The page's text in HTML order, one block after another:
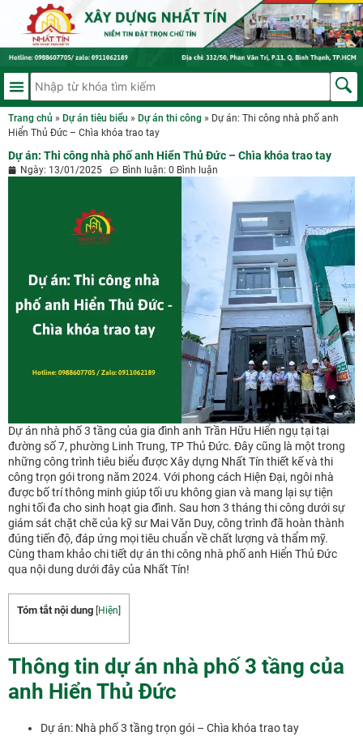
Trang chủ » Dự án tiêu biểu » Dự án thi công » Dự án: Thi công nhà phố anh
Hiển Thủ Đức – Chìa khóa trao tay
Dự án: Thi công nhà phố anh Hiển Thủ Đức – Chìa khóa trao tay
Ngày: 13/01/2025 Bình luận: 0 Bình luận
Dự án nhà phố 3 tầng của gia đình anh Trần Hữu Hiển ngụ tại tại
đường số 7, phường Linh Trung, TP Thủ Đức. Đây cũng là một trong
những công trình tiêu biểu được Xây dựng Nhất Tín thiết kế và thi
công trọn gói trong năm 2024. Với phong cách Hiện Đại, ngôi nhà
được bố trí thông minh giúp tối ưu không gian và mang lại sự tiện
nghi tối đa cho sinh hoạt gia đình. Sau hơn 3 tháng thi công dưới sự
giám sát chặt chẽ của kỹ sư Mai Văn Duy, công trình đã hoàn thành
đúng tiến độ, đáp ứng mọi tiêu chuẩn về chất lượng và thẩm mỹ.
Cùng tham khảo chi tiết dự án thi công nhà phố anh Hiển Thủ Đức
qua nội dung dưới đây của Nhất Tín!
Tóm tắt nội dung Hiện
Thông tin dự án nhà phố 3 tầng của
anh Hiển Thủ Đức
Dự án: Nhà phố 3 tầng trọn gói – Chìa khóa trao tay